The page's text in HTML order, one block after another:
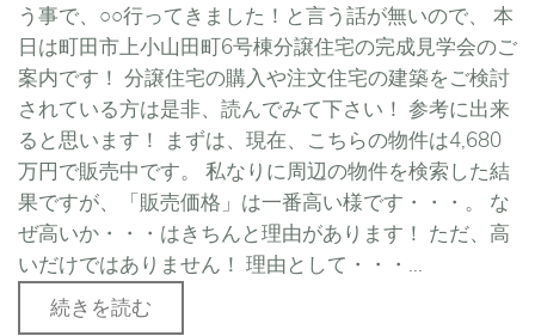
う事で、○○行ってきました！と言う話が無いので、 本
日は町田市上小山田町6号棟分譲住宅の完成見学会のご
案内です！ 分譲住宅の購入や注文住宅の建築をご検討
されている方は是非、読んでみて下さい！ 参考に出来
ると思います！ まずは、現在、こちらの物件は4,680
万円で販売中です。 私なりに周辺の物件を検索した結
果ですが、「販売価格」は一番高い様です・・・。 な
ぜ高いか・・・はきちんと理由があります！ ただ、高
いだけではありません！ 理由として・・・...
続きを読む